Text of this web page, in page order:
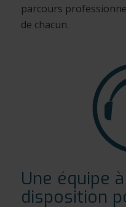
parcours
de chacun.
Une équipe
disposition